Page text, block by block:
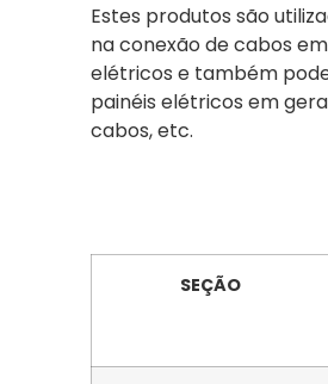
Estes produtos são
na conexão de cabos
elétricos e também
painéis elétricos em
cabos, etc.
SEÇÃO